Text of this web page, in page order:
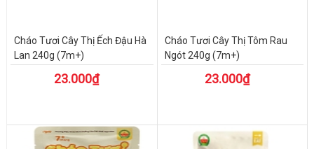
Cháo Tươi Cây Thị Ếch Đậu Hà
Lan 240g (7m+)
23.000₫
Cháo Tươi Cây Thị Tôm Rau
Ngót 240g (7m+)
23.000₫